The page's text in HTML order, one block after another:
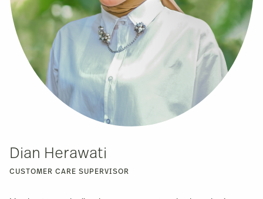
Dian Herawati
CUSTOMER CARE SUPERVISOR